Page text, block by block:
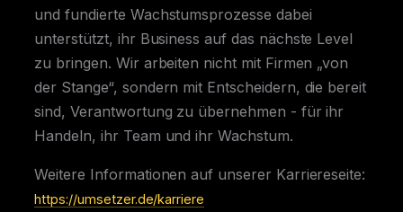
und fundierte Wachstumsprozesse dabei
unterstützt, ihr Business auf das nächste Level
zu bringen. Wir arbeiten nicht mit Firmen „von
der Stange“, sondern mit Entscheidern, die bereit
sind, Verantwortung zu übernehmen - für ihr
Handeln, ihr Team und ihr Wachstum.
Weitere Informationen auf unserer Karriereseite:
https://umsetzer.de/karriere